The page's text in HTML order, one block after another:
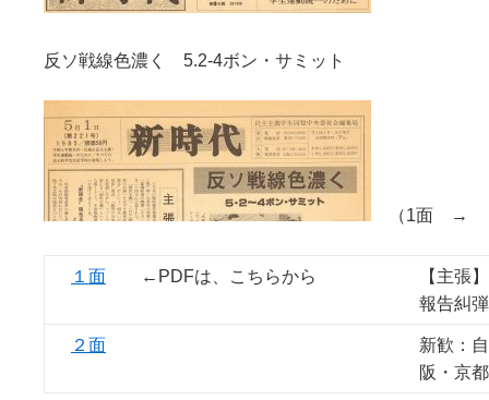
反ソ戦線色濃く 5.2-4ボン・サミット
（1面 →
１面 ←PDFは、こちらから
【主張
報告糾
２面
新歓：
阪・京